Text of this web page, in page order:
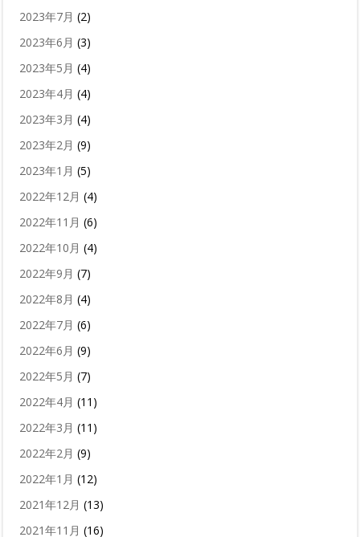
2023年7月 (2)
2023年6月 (3)
2023年5月 (4)
2023年4月 (4)
2023年3月 (4)
2023年2月 (9)
2023年1月 (5)
2022年12月 (4)
2022年11月 (6)
2022年10月 (4)
2022年9月 (7)
2022年8月 (4)
2022年7月 (6)
2022年6月 (9)
2022年5月 (7)
2022年4月 (11)
2022年3月 (11)
2022年2月 (9)
2022年1月 (12)
2021年12月 (13)
2021年11月 (16)